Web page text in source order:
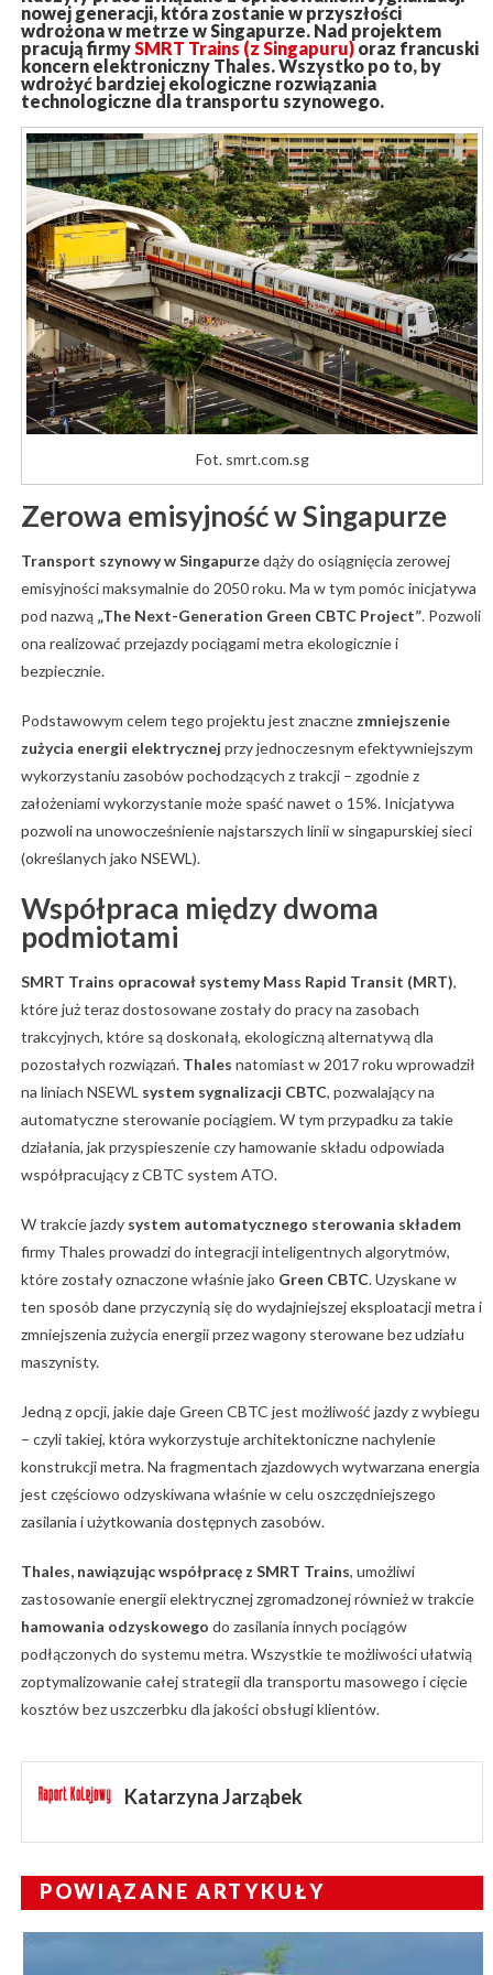
nowej generacji, która zostanie w przyszłości
wdrożona w metrze w Singapurze. Nad projektem
pracują firmySMRT Trains (z Singapuru)oraz francuski
koncern elektroniczny Thales. Wszystko po to, by
wdrożyć bardziej ekologiczne rozwiązania
technologiczne dla transportu szynowego.
Fot. smrt.com.sg
Zerowa emisyjność w Singapurze
Transport szynowy w Singapurzedąży do osiągnięcia zerowej
emisyjności maksymalnie do 2050 roku. Ma w tym pomóc inicjatywa
pod nazwą „The Next-Generation Green CBTC Project”. Pozwoli
ona realizować przejazdy pociągami metra ekologicznie i
bezpiecznie.
Podstawowym celem tego projektu jest znaczne zmniejszenie
zużycia energii elektrycznej przy jednoczesnym efektywniejszym
wykorzystaniu zasobów pochodzących z trakcji – zgodnie z
założeniami wykorzystanie może spaść nawet o 15%. Inicjatywa
pozwoli na unowocześnienie najstarszych linii w singapurskiej sieci
(określanych jako NSEWL).
Współpraca między dwoma
podmiotami
SMRT Trains opracował systemy Mass Rapid Transit (MRT),
które już teraz dostosowane zostały do pracy na zasobach
trakcyjnych, które są doskonałą, ekologiczną alternatywą dla
pozostałych rozwiązań. Thales natomiast w 2017 roku wprowadził
na liniach NSEWL system sygnalizacji CBTC, pozwalający na
automatyczne sterowanie pociągiem. W tym przypadku za takie
działania, jak przyspieszenie czy hamowanie składu odpowiada
współpracujący z CBTC system ATO.
W trakcie jazdy system automatycznego sterowania składem
firmy Thales prowadzi do integracji inteligentnych algorytmów,
które zostały oznaczone właśnie jako Green CBTC. Uzyskane w
ten sposób dane przyczynią się do wydajniejszej eksploatacji metra i
zmniejszenia zużycia energii przez wagony sterowane bez udziału
maszynisty.
Jedną z opcji, jakie daje Green CBTC jest możliwość jazdy z wybiegu
– czyli takiej, która wykorzystuje architektoniczne nachylenie
konstrukcji metra. Na fragmentach zjazdowych wytwarzana energia
jest częściowo odzyskiwana właśnie w celu oszczędniejszego
zasilania i użytkowania dostępnych zasobów.
Thales, nawiązując współpracę z SMRT Trains, umożliwi
zastosowanie energii elektrycznej zgromadzonej również w trakcie
hamowania odzyskowego do zasilania innych pociągów
podłączonych do systemu metra. Wszystkie te możliwości ułatwią
zoptymalizowanie całej strategii dla transportu masowego i cięcie
kosztów bez uszczerbku dla jakości obsługi klientów.
Katarzyna Jarząbek
POWIĄZANE ARTYKUŁY